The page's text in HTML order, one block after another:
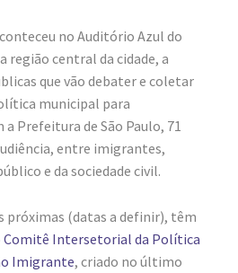
no Auditório Azul do
região central da cidade, a
que vão debater e coletar
municipal para
Prefeitura de São Paulo, 71
entre imigrantes,
e da sociedade civil.
próximas (datas a definir), têm
Comitê Intersetorial da Política
Imigrante, criado no último